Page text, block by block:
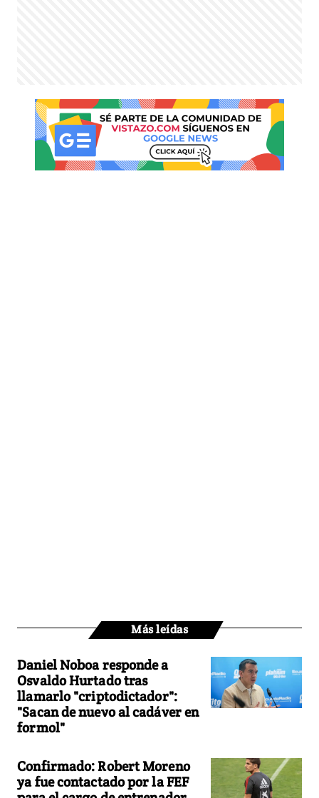
Más leídas
Daniel Noboa responde a
Osvaldo Hurtado tras
llamarlo "criptodictador":
"Sacan de nuevo al cadáver en
formol"
Confirmado: Robert Moreno
ya fue contactado por la FEF